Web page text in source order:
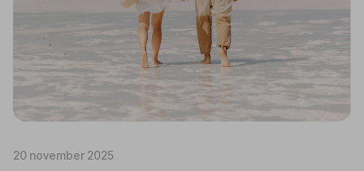
20 november 2025